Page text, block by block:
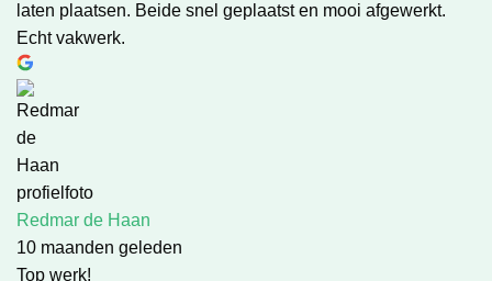
laten plaatsen. Beide snel geplaatst en mooi afgewerkt.
Echt vakwerk.
Redmar de Haan
10 maanden geleden
Top werk!